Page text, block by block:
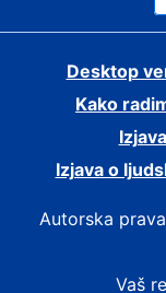
Desktop
Kako
Izjava o
Autorska
Vaš